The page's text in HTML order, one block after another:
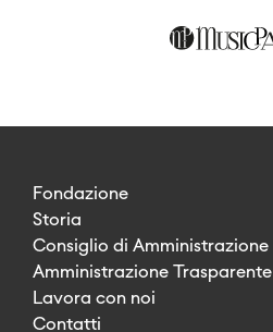
Fondazione
Storia
Consiglio di Amministrazione
Amministrazione Trasparente
Lavora con noi
Contatti